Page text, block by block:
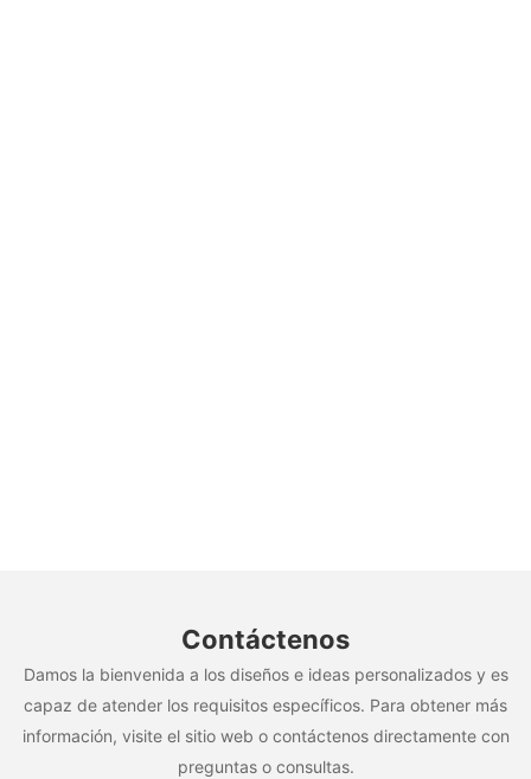
Contáctenos
Damos la bienvenida a los diseños e ideas personalizados y es
capaz de atender los requisitos específicos. Para obtener más
información, visite el sitio web o contáctenos directamente con
preguntas o consultas.